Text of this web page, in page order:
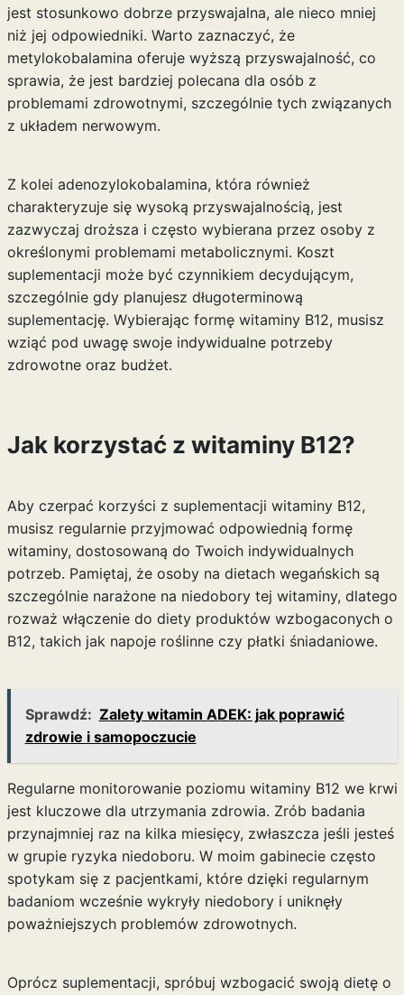
jest stosunkowo dobrze przyswajalna, ale nieco mniej
niż jej odpowiedniki. Warto zaznaczyć, że
metylokobalamina oferuje wyższą przyswajalność, co
sprawia, że jest bardziej polecana dla osób z
problemami zdrowotnymi, szczególnie tych związanych
z układem nerwowym.
Z kolei adenozylokobalamina, która również
charakteryzuje się wysoką przyswajalnością, jest
zazwyczaj droższa i często wybierana przez osoby z
określonymi problemami metabolicznymi. Koszt
suplementacji może być czynnikiem decydującym,
szczególnie gdy planujesz długoterminową
suplementację. Wybierając formę witaminy B12, musisz
wziąć pod uwagę swoje indywidualne potrzeby
zdrowotne oraz budżet.
Jak korzystać z witaminy B12?
Aby czerpać korzyści z suplementacji witaminy B12,
musisz regularnie przyjmować odpowiednią formę
witaminy, dostosowaną do Twoich indywidualnych
potrzeb. Pamiętaj, że osoby na dietach wegańskich są
szczególnie narażone na niedobory tej witaminy, dlatego
rozważ włączenie do diety produktów wzbogaconych o
B12, takich jak napoje roślinne czy płatki śniadaniowe.
Sprawdź: Zalety witamin ADEK: jak poprawić
zdrowie i samopoczucie
Regularne monitorowanie poziomu witaminy B12 we krwi
jest kluczowe dla utrzymania zdrowia. Zrób badania
przynajmniej raz na kilka miesięcy, zwłaszcza jeśli jesteś
w grupie ryzyka niedoboru. W moim gabinecie często
spotykam się z pacjentkami, które dzięki regularnym
badaniom wcześnie wykryły niedobory i uniknęły
poważniejszych problemów zdrowotnych.
Oprócz suplementacji, spróbuj wzbogacić swoją dietę o